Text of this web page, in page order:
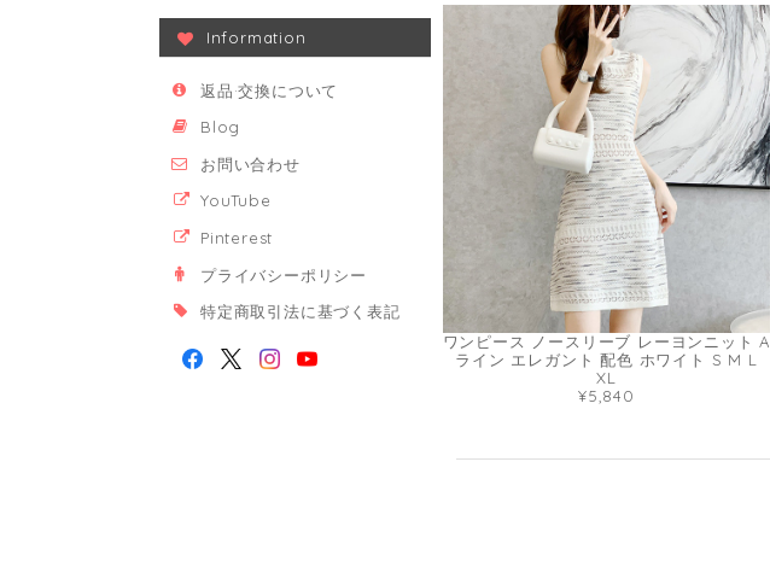
Information
返品·交換について
Blog
お問い合わせ
YouTube
Pinterest
プライバシーポリシー
特定商取引法に基づく表記
ワンピース ノースリーブ レーヨンニット A
ライン エレガント 配色 ホワイト S M L
XL
¥5,840